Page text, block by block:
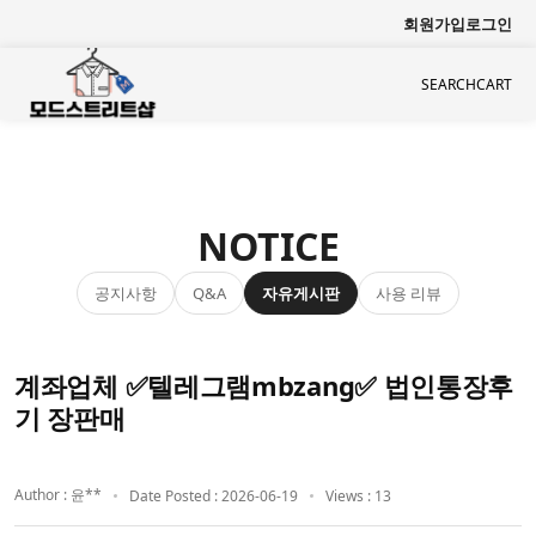
회원가입로그인
SEARCHCART
NOTICE
공지사항 Q&A 자유게시판 사용 리뷰
계좌업체 ✅텔레그램mbzang✅ 법인통장후
기 장판매
Author : 윤** Date Posted : 2026-06-19 Views : 13